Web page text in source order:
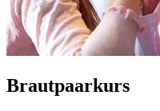
Brautpaarkurs